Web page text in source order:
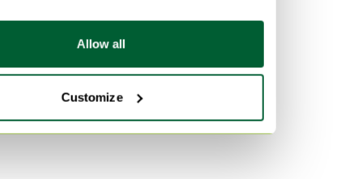
Allow all
Customize
mint Commodes